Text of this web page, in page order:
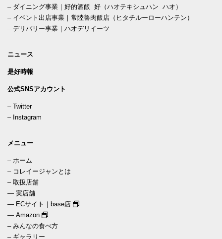
– ダイニング事業｜好的酒飯 好（ハオテキシュハン ハオ）
– イベント出店事業｜常陸魯肉飯店（ヒタチルーローハンテン）
– デリバリー事業｜ハオデリイーツ
ニュース
是好時報
公式SNSアカウント
– Twitter
– Instagram
メニュー
– ホーム
– コレイージャンとは
– 取扱店舗
— 実店舗
— ECサイト｜base店
— Amazon
– みんなの食べ方
– ギャラリー